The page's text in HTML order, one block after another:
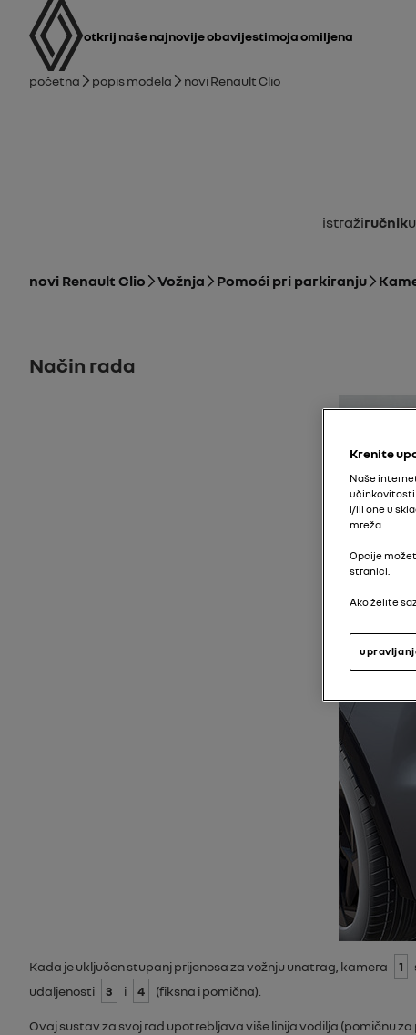
korisnički priručnik
Glavna navigacija
otkrij naše najnovije obavijesti Moja omiljena
mrvice
Početna Popis modela novi Renault Clio
Istraži Ručnik
novi Renault Clio Vožnja Pomoći pri parkiranju
Način rada
Kada je uključen stupanj prijenosa za vožnju unatrag, kamera 1
udaljenosti
3 i 4 (fiksna i pomična).
Ovaj sustav za svoj rad upotrebljava više linija vodilja (pomičnu
Krenite
Naše
učinkovitosti
i/ili one u
mreža.
Opcije
stranici.
Ako želite